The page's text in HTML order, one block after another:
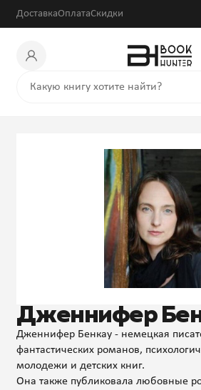
ДоставкаОплатаСкидки
Дженнифер
Дженнифер Бенкау - немецкая
фантастических романов,
молодежи и детских книг.
Она также публиковала любовные